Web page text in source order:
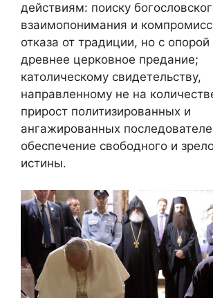
действиям: поиску
взаимопонимания и
отказа от традиции, но с
древнее церковное предание;
католическому свидетельству,
направленному не на
прирост политизированных и
ангажированных
обеспечение свободного и
истины.